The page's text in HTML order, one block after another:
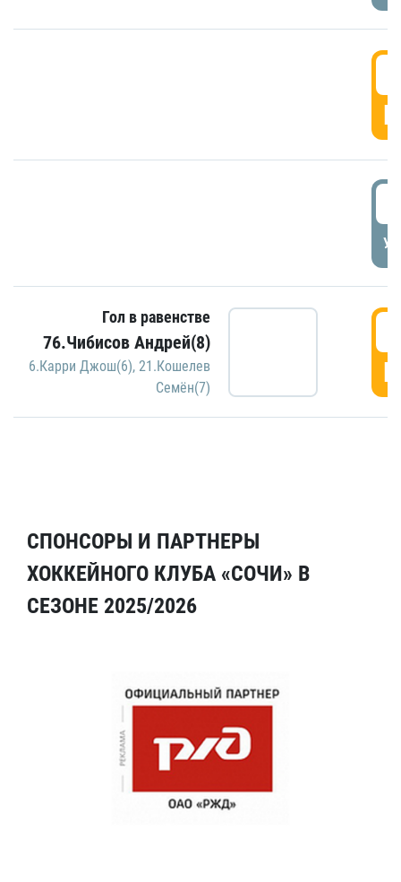
Гол в равенстве
76.Чибисов Андрей(8)
6.Карри Джош(6), 21.Кошелев
Семён(7)
СПОНСОРЫ И ПАРТНЕРЫ
ХОККЕЙНОГО КЛУБА «СОЧИ» В
СЕЗОНЕ 2025/2026